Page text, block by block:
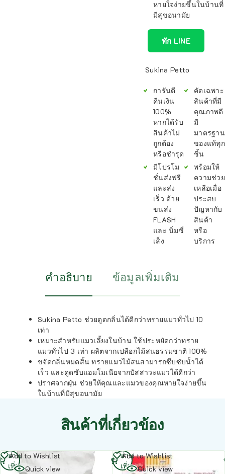
หายใจง่ายขึ้นในบ้านที่
มีสุขอนามัย
ทัก LINE
Sukina Petto
การันตี
คืนเงิน
100%
หากได้รับ
สินค้าไม่
ถูกต้อง
หรือชำรุด
มีโปรโม
ชั่นส่งฟรี
และส่ง
เร็ว ด้วย
ขนส่ง
FLASH
และ นิ่มซี่
เส็ง
คัดเฉพาะ
สินค้าที่มี
คุณภาพดี
มี
มาตรฐาน
ของแท้ทุก
ชิ้น
พร้อมให้
ความช่วย
เหลือเมื่อ
ประสบ
ปัญหากับ
สินค้า
หรือ
บริการ
คำอธิบาย ข้อมูลเพิ่มเติม
Sukina Petto ช่วยดูดกลิ่นได้ดีกว่าทรายแมวทั่วไป 10
เท่า
เหมาะสำหรับแมวเลี้ยงในบ้าน ใช้ประหยัดกว่าทราย
แมวทั่วไป 3 เท่า ผลิตจากเปลือกไม้สนธรรมชาติ 100%
ขจัดกลิ่นหมดสิ้น ทรายแมวไม้สนสามารถซึบซับน้ำได้
เร็ว และดูดซับแอมโมเนียจากปัสสาวะแมวได้ดีกว่า
ปราศจากฝุ่น ช่วยให้คุณและแมวของคุณหายใจง่ายขึ้น
ในบ้านที่มีสุขอนามัย
สินค้าที่เกี่ยวข้อง
Add to Wishlist
Quick view
อ่าน
เพิ่ม
Add to Wishlist
Quick view
อ่าน
เพิ่ม